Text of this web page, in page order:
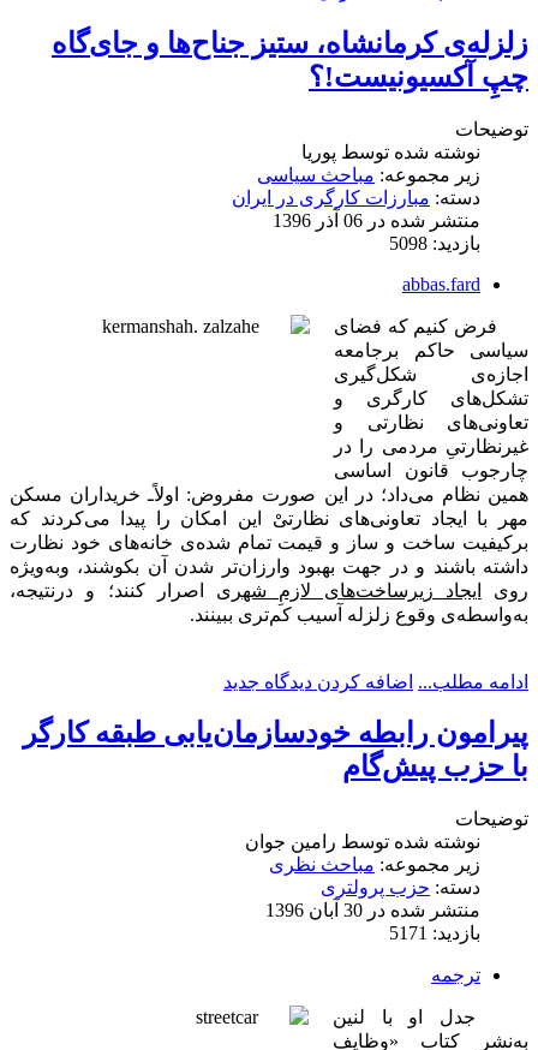
زلزله‌ی کرمانشاه، ستیز جناح‌ها و جای‌گاه
چپِ آکسیونیست!؟
توضیحات
نوشته شده توسط پوریا
زیر مجموعه: مباحث سیاسی
دسته: مبارزات کارگری در ایران
منتشر شده در 06 آذر 1396
بازدید: 5098
abbas.fard
فرض کنیم که فضای
سیاسی حاکم برجامعه
اجازه‌ی شکل‌گیری
تشکل‌های کارگری و
تعاونی‌های نظارتی و
غیرنظارتیِ مردمی را در
چارجوب قانون اساسی
همین نظام می‌داد؛ در این صورت مفروض: اولاً‌ـ خریداران مسکن
مهر با ایجاد تعاونی‌های نظارتیْ این امکان را پیدا می‌کردند که
برکیفیت ساخت و ساز و قیمت تمام شده‌ی خانه‌های خود نظارت
داشته باشند و در جهت بهبود وارزان‌تر شدن آن بکوشند، وبه‌ویژه
روی
ایجاد زیرساخت‌های لازمِ شهری اصرار کنند؛ و درنتیجه،
به‌واسطه‌ی وقوع زلزله آسیب کم‌تری ببینند.
ادامه مطلب... اضافه کردن دیدگاه جدید
پیرامون رابطه خودسازمان‌یابی طبقه کارگر
با حزب پیش‌گام
توضیحات
نوشته شده توسط رامین جوان
زیر مجموعه: مباحث نظری
دسته: حزب پرولتری
منتشر شده در 30 آبان 1396
بازدید: 5171
ترجمه
جدل او با لنین
به‌نشر کتاب «وظایف